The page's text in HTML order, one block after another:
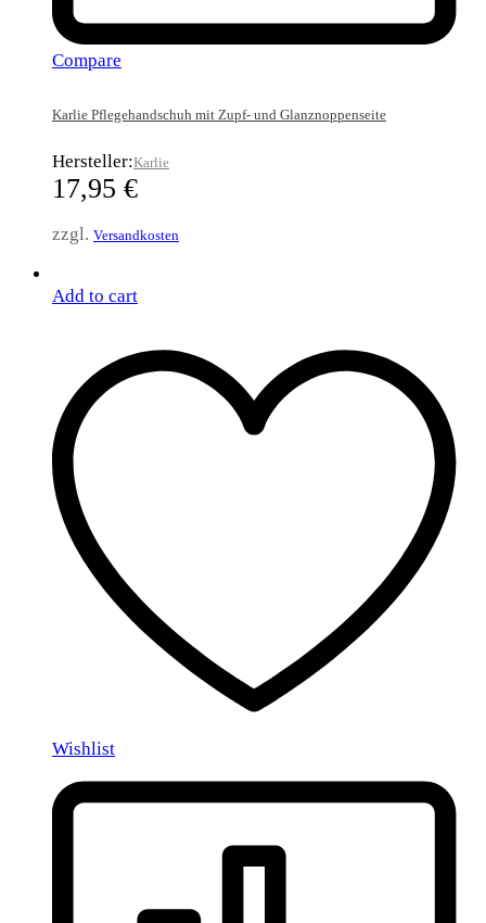
Compare
Karlie Pflegehandschuh mit Zupf- und Glanznoppenseite
Hersteller:Karlie
17,95 €
zzgl. Versandkosten
Add to cart
Wishlist